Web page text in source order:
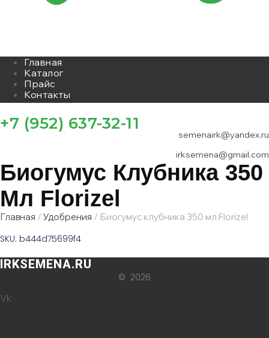
Главная
Каталог
Прайс
Контакты
+7 (952) 637-32-11
semenairk@yandex.ru
irksemena@gmail.com
Биогумус Клубника 350
Мл Florizel
Главная / Удобрения / Биогумус клубника 350 мл Florizel
SKU: b444d75699f4
IRKSEMENA.RU
© 2026
Vk